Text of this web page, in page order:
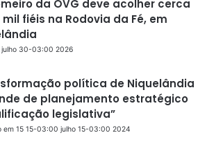
da OVG deve acolher cerca
mil fiéis na Rodovia da Fé, em
30-03:00 2026
política de Niquelândia
de planejamento estratégico
legislativa”
em 15 15-03:00 julho 15-03:00 2024